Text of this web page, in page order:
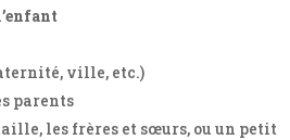
ville, etc.)
parents
les frères et sœurs, ou un petit